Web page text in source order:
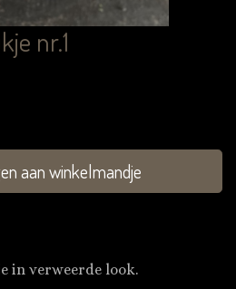
nr.1
aan winkelmandje
in verweerde look.